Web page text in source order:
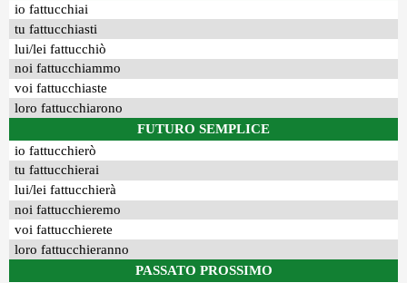
io fattucchiai
tu fattucchiasti
lui/lei fattucchiò
noi fattucchiammo
voi fattucchiaste
loro fattucchiarono
FUTURO SEMPLICE
io fattucchierò
tu fattucchierai
lui/lei fattucchierà
noi fattucchieremo
voi fattucchierete
loro fattucchieranno
PASSATO PROSSIMO